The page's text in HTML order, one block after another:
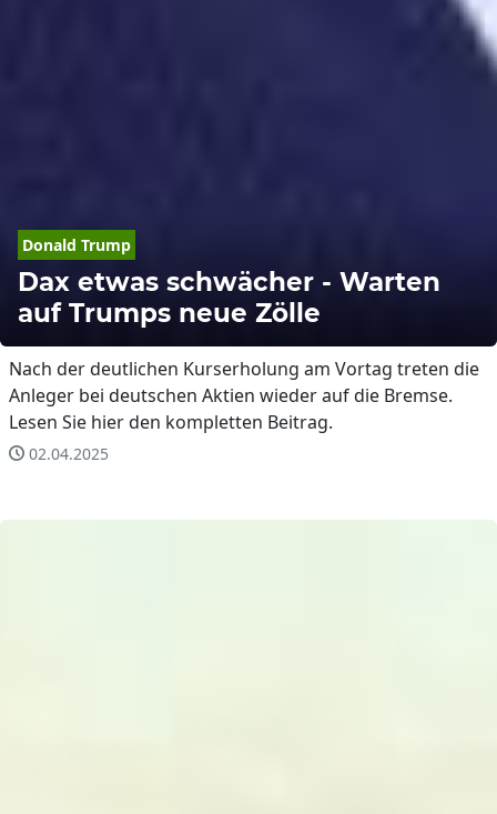
Donald Trump
Dax etwas schwächer - Warten
auf Trumps neue Zölle
Nach der deutlichen Kurserholung am Vortag treten die
Anleger bei deutschen Aktien wieder auf die Bremse.
Lesen Sie hier den kompletten Beitrag.
02.04.2025